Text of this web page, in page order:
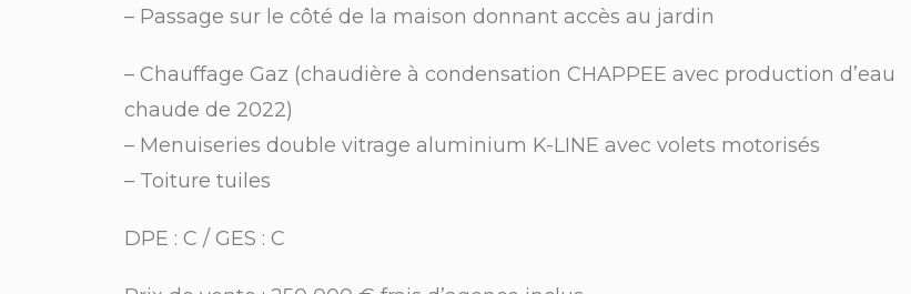
– Passage sur le côté de la maison donnant accès au jardin
– Chauffage Gaz (chaudière à condensation CHAPPEE avec production d’eau
chaude de 2022)
– Menuiseries double vitrage aluminium K-LINE avec volets motorisés
– Toiture tuiles
DPE : C / GES : C